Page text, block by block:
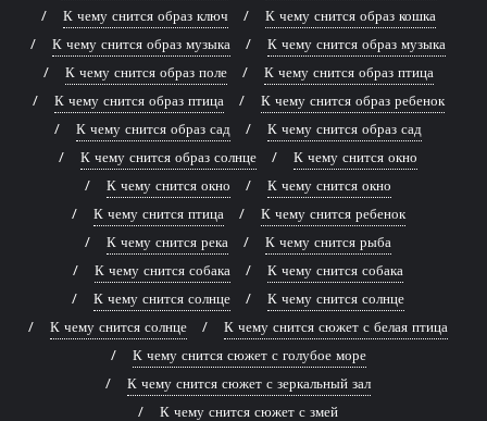
К чему снится образ ключ
К чему снится образ кошка
К чему снится образ музыка
К чему снится образ музыка
К чему снится образ поле
К чему снится образ птица
К чему снится образ птица
К чему снится образ ребенок
К чему снится образ сад
К чему снится образ сад
К чему снится образ солнце
К чему снится окно
К чему снится окно
К чему снится окно
К чему снится птица
К чему снится ребенок
К чему снится река
К чему снится рыба
К чему снится собака
К чему снится собака
К чему снится солнце
К чему снится солнце
К чему снится солнце
К чему снится сюжет с белая птица
К чему снится сюжет с голубое море
К чему снится сюжет с зеркальный зал
К чему снится сюжет с змей